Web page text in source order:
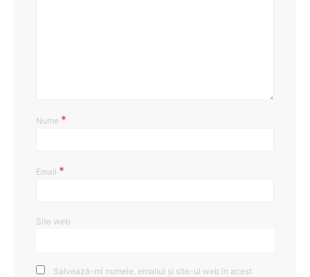
Nume *
Email *
Site web
Salvează-mi numele, emailul și site-ul web în acest